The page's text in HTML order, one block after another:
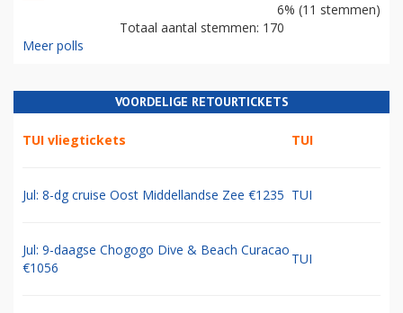
6% (11 stemmen)
Totaal aantal stemmen: 170
Meer polls
VOORDELIGE RETOURTICKETS
TUI vliegtickets TUI
Jul: 8-dg cruise Oost Middellandse Zee €1235 TUI
Jul: 9-daagse Chogogo Dive & Beach Curacao
€1056
TUI